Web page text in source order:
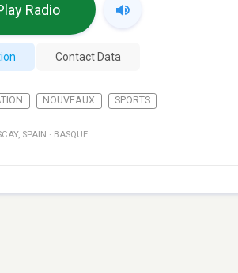
Radio
Contact Data
NOUVEAUX SPORTS
, SPAIN · BASQUE